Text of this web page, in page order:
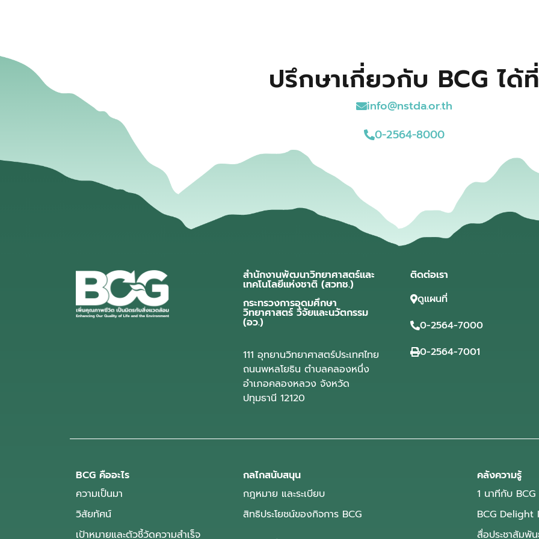
ปรึกษาเกี่ยวกับ BCG ได้ที่
info@nstda.or.th
0-2564-8000
สำนักงานพัฒนาวิทยาศาสตร์และ
เทคโนโลยีแห่งชาติ (สวทช.)
กระทรวงการอุดมศึกษา
วิทยาศาสตร์ วิจัยและนวัตกรรม
(อว.)
111 อุทยานวิทยาศาสตร์ประเทศไทย
ถนนพหลโยธิน ตำบลคลองหนึ่ง
อำเภอคลองหลวง จังหวัด
ปทุมธานี 12120
ติดต่อเรา
ดูแผนที่
0-2564-7000
0-2564-7001
BCG คืออะไร
ความเป็นมา
วิสัยทัศน์
เป้าหมายและตัวชี้วัดความสำเร็จ
กลไกสนับสนุน
กฎหมาย และระเบียบ
สิทธิประโยชน์ของกิจการ BCG
คลังความรู้
1 นาทีกับ BCG
BCG
สื่อประชาสัมพั